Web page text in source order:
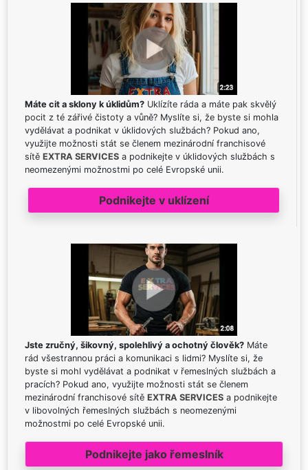
Máte cit a sklony k úklidům? Uklízíte ráda a máte pak skvělý
pocit z té zářivé čistoty a vůně? Myslíte si, že byste si mohla
vydělávat a podnikat v úklidových službách? Pokud ano,
využijte možnosti stát se členem mezinárodní franchisové
sítě EXTRA SERVICES a podnikejte v úklidových službách s
neomezenými možnostmi po celé Evropské unii.
Podnikejte v uklízení
Jste zručný, šikovný, spolehlivý a ochotný člověk? Máte
rád všestrannou práci a komunikaci s lidmi? Myslíte si, že
byste si mohl vydělávat a podnikat v řemeslných službách a
pracích? Pokud ano, využijte možnosti stát se členem
mezinárodní franchisové sítě EXTRA SERVICES a podnikejte
v libovolných řemeslných službách s neomezenými
možnostmi po celé Evropské unii.
Podnikejte jako řemeslník